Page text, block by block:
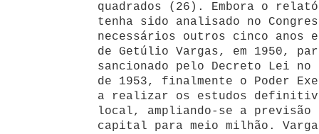
quadrados (26). Embora o
tenha sido analisado no
necessários outros cinco anos
de Getúlio Vargas, em 1950,
sancionado pelo Decreto Lei
de 1953, finalmente o Poder
a realizar os estudos
local, ampliando-se a previsão
capital para meio milhão.